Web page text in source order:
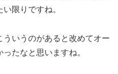
限りですね。
いうのがあると改めてオー
たなと思いますね。